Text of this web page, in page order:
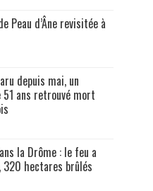
Peau d’Âne revisitée à
depuis mai, un
51 ans retrouvé mort
la Drôme : le feu a
320 hectares brûlés